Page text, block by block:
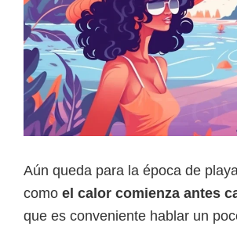
Aún queda para la época de
como el calor comienza antes
que es conveniente hablar un